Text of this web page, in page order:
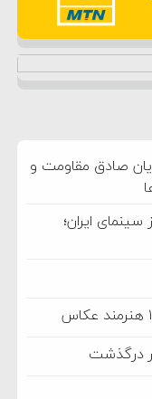
صادق مقاومت و
ایران؛
درگذشت